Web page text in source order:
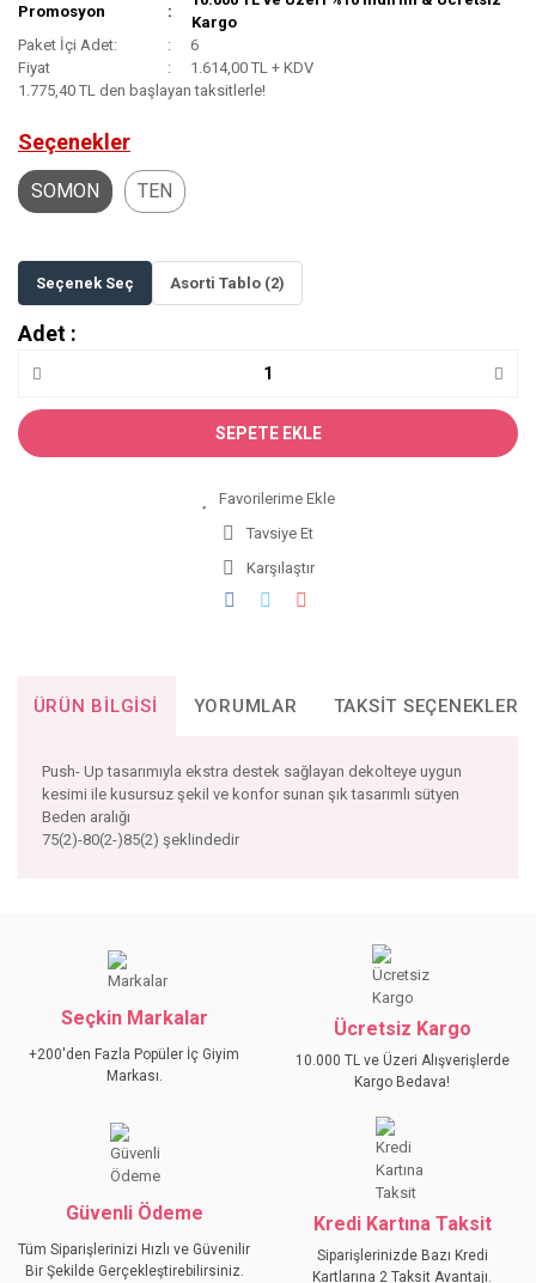
Promosyon
Kargo
Paket İçi Adet:
6
Fiyat
1.614,00 TL + KDV
1.775,40 TL den başlayan taksitlerle!
Seçenekler
SOMON TEN
Seçenek Seç Asorti Tablo (2)
Adet :
SEPETE EKLE
Tavsiye Et
Karşılaştır
ÜRÜN BILGISI YORUMLAR TAKSIT SEÇENEKLERI
Push- Up tasarımıyla ekstra destek sağlayan dekolteye uygun
kesimi ile kusursuz şekil ve konfor sunan şık tasarımlı sütyen
Beden aralığı
75(2)-80(2-)85(2) şeklindedir
kullanarak tarafımıza iletebilirsiniz.
Görüş ve önerileriniz için teşekkür ederiz.
Ürün açıklamasında eksik bilgiler bulunuyor.
Ürün fiyatı diğer sitelerden daha pahalı.
Bu ürüne benzer farklı alternatifler olmalı.
Seçkin Markalar
+200'den Fazla Popüler İç Giyim
Markası.
Ücretsiz Kargo
10.000 TL ve Üzeri Alışverişlerde
Kargo Bedava!
Güvenli Ödeme
Tüm Siparişlerinizi Hızlı ve Güvenilir
Bir Şekilde Gerçekleştirebilirsiniz.
Kredi Kartına Taksit
Siparişlerinizde Bazı Kredi
Kartlarına 2 Taksit Avantajı.